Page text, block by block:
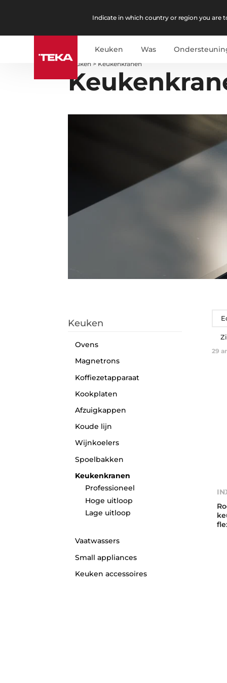
Indicate in which country or region you are
Keuken Was
Keuken > Keukenkranen
Keuken
Ovens
Magnetrons
Koffiezetapparaat
Kookplaten
Afzuigkappen
Koude lijn
Wijnkoelers
Spoelbakken
Keukenkranen
Professioneel
Hoge uitloop
Lage uitloop
Vaatwassers
Small appliances
Keuken accessoires
29